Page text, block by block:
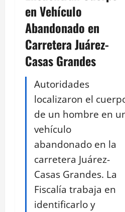
en Vehículo
Abandonado en
Carretera Juárez-
Casas Grandes
Autoridades
localizaron el
de un hombre en
vehículo
abandonado en la
carretera Juárez-
Casas Grandes. La
Fiscalía trabaja en
identificarlo y